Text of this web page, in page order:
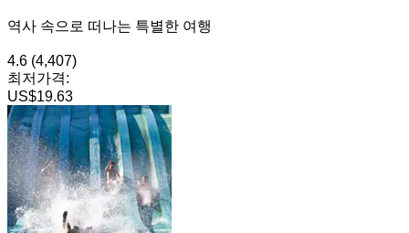
역사 속으로 떠나는 특별한 여행
4.6 (4,407)
최저가격:
US$19.63